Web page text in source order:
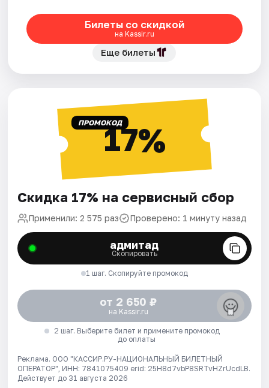
Билеты со скидкой
на Kassir.ru
Еще билеты
ПРОМОКОД17%
Скидка 17% на сервисный сбор
Применили: 2 575 раз Проверено: 1 минуту назад
адмитад
Скопировать
1 шаг. Скопируйте промокод
от 2 650 ₽
на Kassir.ru
2 шаг. Выберите билет и примените промокод
до оплаты
Реклама. ООО "КАССИР.РУ-НАЦИОНАЛЬНЫЙ БИЛЕТНЫЙ
ОПЕРАТОР", ИНН: 7841075409 erid: 25H8d7vbP8SRTvHZrUcdLB.
Действует до 31 августа 2026